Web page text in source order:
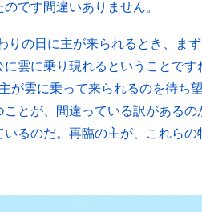
です間違いありません。
りの日に主が来られるとき、ま
雲に乗り現れるということで
が雲に乗って来られるのを待ち
ことが、間違っている訳がある
るのだ。再臨の主が、これら